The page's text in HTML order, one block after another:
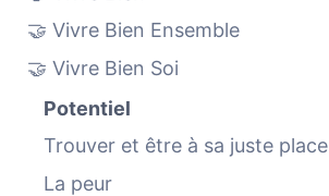
🤝 Vivre Bien Ensemble
🤝 Vivre Bien Soi
Potentiel
Trouver et être à sa juste place
La peur